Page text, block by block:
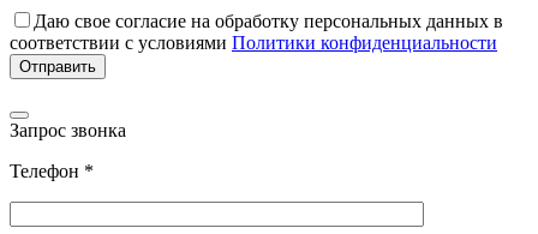
Даю свое согласие на обработку персональных данных в
соответствии с условиями Политики конфиденциальности
Запрос звонка
Телефон *